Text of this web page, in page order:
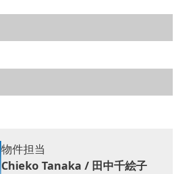
物件担当
Chieko Tanaka / 田中千絵子